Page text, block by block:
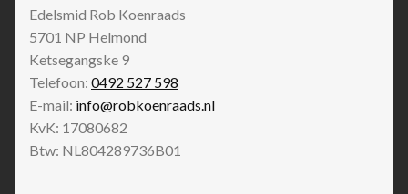
Edelsmid Rob Koenraads
5701 NP Helmond
Ketsegangske 9
Telefoon: 0492 527 598
E-mail: info@robkoenraads.nl
KvK: 17080682
Btw: NL804289736B01